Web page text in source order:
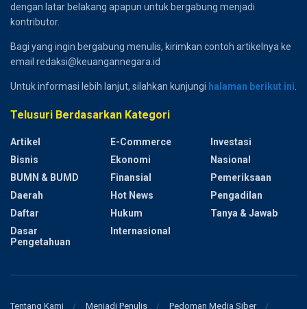
dengan latar belakang apapun untuk bergabung menjadi
kontributor.
Bagi yang ingin bergabung menulis, kirimkan contoh artikelnya ke
email redaksi@keuangannegara.id
Untuk informasi lebih lanjut, silahkan kunjungi halaman berikut ini
Telusuri Berdasarkan Kategori
Artikel
Bisnis
BUMN & BUMD
Daerah
Daftar
Dasar
Pengetahuan
E-Commerce
Ekonomi
Finansial
Hot News
Hukum
Internasional
Investasi
Nasional
Pemeriksaan
Pengadilan
Tanya & Jawab
Tentang Kami Menjadi Penulis Pedoman Media Siber